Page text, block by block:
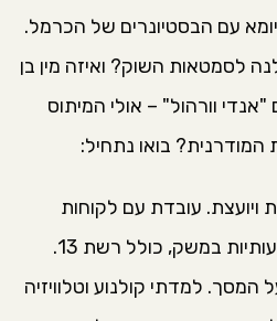
עם הבסטיונרים של הכרמל.
לסמטאות השוק? ואיזה מין בן
וורהול" – אולי המיתוס
בואו נתחיל:
ויועצת. עובדת עם לקוחות
פרטיים ועבור חברות משמעותיות במשק, כולל רשת 13.
על המסך. למדתי קולנוע וטלוויזיה